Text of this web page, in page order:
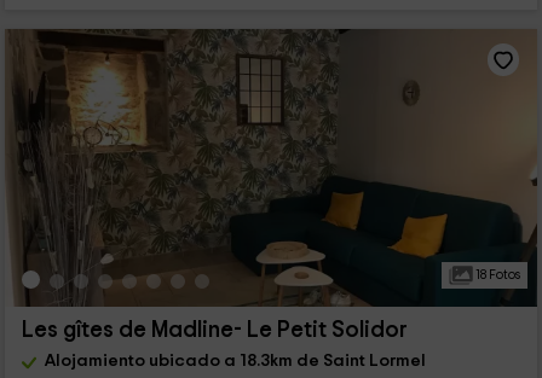
18 Fotos
Les gîtes de Madline- Le Petit Solidor
Alojamiento ubicado a 18.3km de Saint Lormel